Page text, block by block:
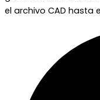
el archivo CAD hasta